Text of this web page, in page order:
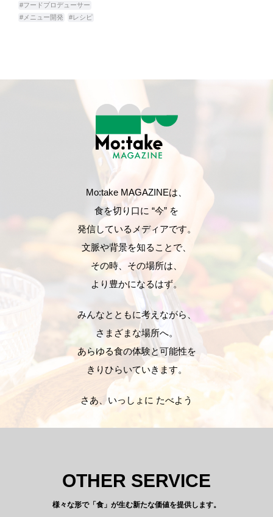
#フードプロデューサー
#メニュー開発
#レシピ
Mo:take MAGAZINEは、
食を切り口に “今” を
発信しているメディアです。
文脈や背景を知ることで、
その時、その場所は、
より豊かになるはず。
みんなとともに考えながら、
さまざまな場所へ。
あらゆる食の体験と可能性を
きりひらいていきます。
さあ、いっしょに たべよう
OTHER SERVICE
様々な形で「食」が生む新たな価値を提供します。